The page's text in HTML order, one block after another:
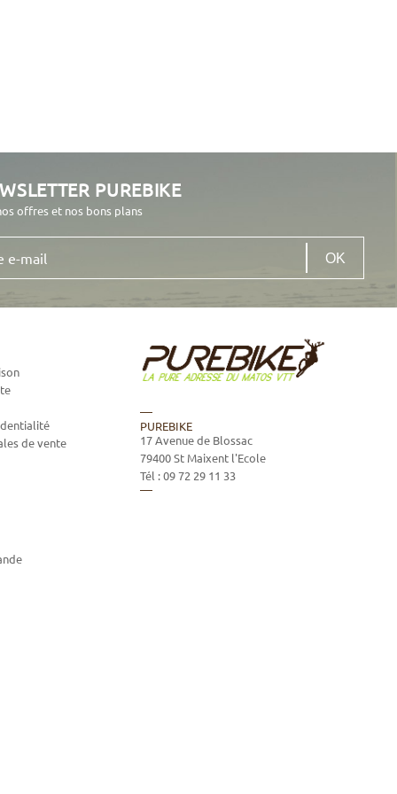
PUREBIKE
offres et nos bons plans
de vente
PUREBIKE
17 Avenue de Blossac
79400St Maixent l'Ecole
Tél :09 72 29 11 33